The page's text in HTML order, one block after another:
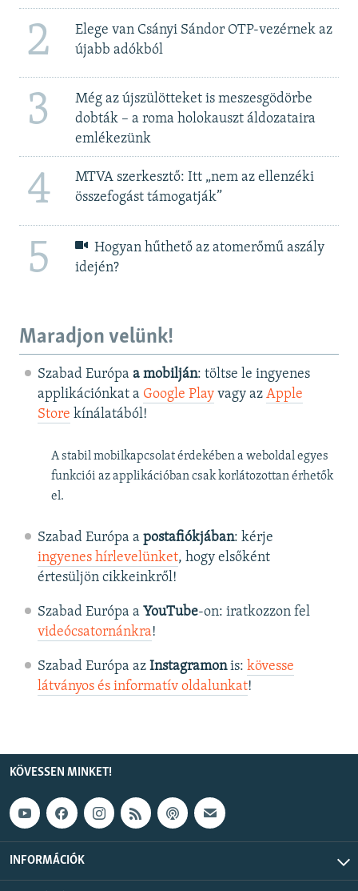
2
Elege van Csányi Sándor OTP-vezérnek az
újabb adókból
3
Még az újszülötteket is meszesgödörbe
dobták – a roma holokauszt áldozataira
emlékezünk
4
MTVA szerkesztő: Itt „nem az ellenzéki
összefogást támogatják”
5
Hogyan hűthető az atomerőmű aszály
idején?
Maradjon velünk!
Szabad Európa a mobilján: töltse le ingyenes
applikációnkat a Google Playvagy az Apple
Store kínálatából!
A stabil mobilkapcsolat érdekében a weboldal egyes
funkciói az applikációban csak korlátozottan érhetők
el.
Szabad Európa a postafiókjában: kérje
ingyenes hírlevelünket, hogy elsőként
értesüljön cikkeinkről!
Szabad Európa a YouTube-on: iratkozzon fel
videócsatornánkra!
Szabad Európa az Instagramonis: kövesse
látványos és informatív oldalunkat! ​
KÖVESSEN MINKET!
INFORMÁCIÓK